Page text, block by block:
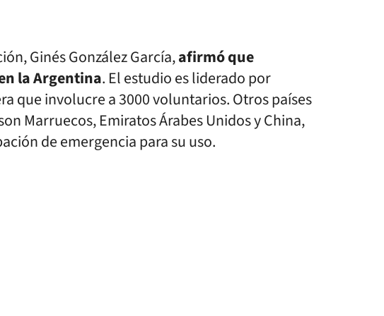
Ginés González García,afirmó que
la Argentina. El estudio es liderado por
que involucre a 3000 voluntarios. Otros países
Marruecos, Emiratos Árabes Unidos y China,
de emergencia para su uso.